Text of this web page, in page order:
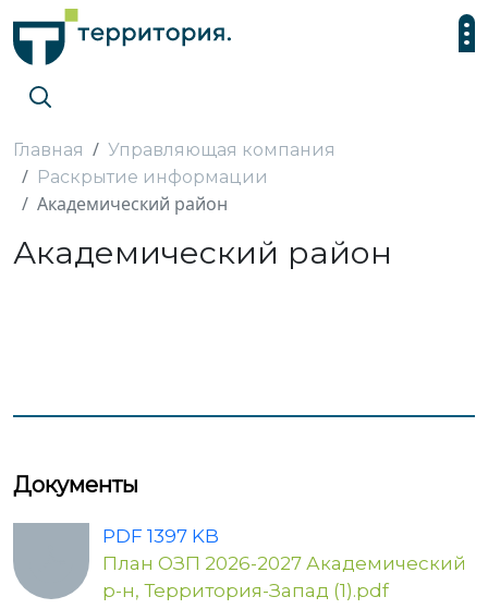
Главная
Управляющая компания
Раскрытие информации
Академический район
Академический район
Документы
PDF 1397 KB
План ОЗП 2026-2027 Академический
р-н, Территория-Запад (1).pdf